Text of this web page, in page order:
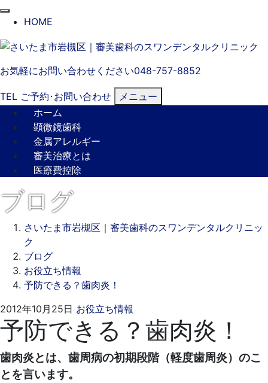
る
HOME
お気軽にお問い合わせください048-757-8852
TEL ご予約･ お問い合わせ
メニュー
ホーム
顕微鏡歯科
金属アレルギー
審美治療とは
医療費控除
ブログ
さいたま市岩槻区｜審美歯科のスワンデンタルクリニッ
ク
ブログ
お役立ち情報
予防できる？歯肉炎！
2012年10月25日 お役立ち情報
年
9
月
17
ワ
ン
デ
ン
予防できる？歯肉炎！
歯肉炎とは、歯周病の初期段階（軽度歯周炎）のこ
とを言います。